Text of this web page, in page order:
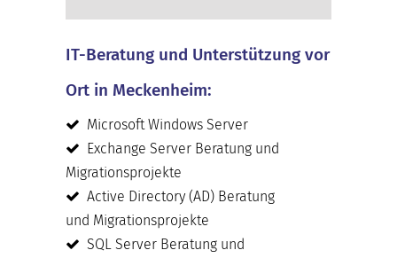
IT-Beratung und Unterstützung vor
Ort in Meckenheim:
Microsoft Windows Server
Exchange Server Beratung und
Migrationsprojekte
Active Directory (AD) Beratung
und Migrationsprojekte
SQL Server Beratung und